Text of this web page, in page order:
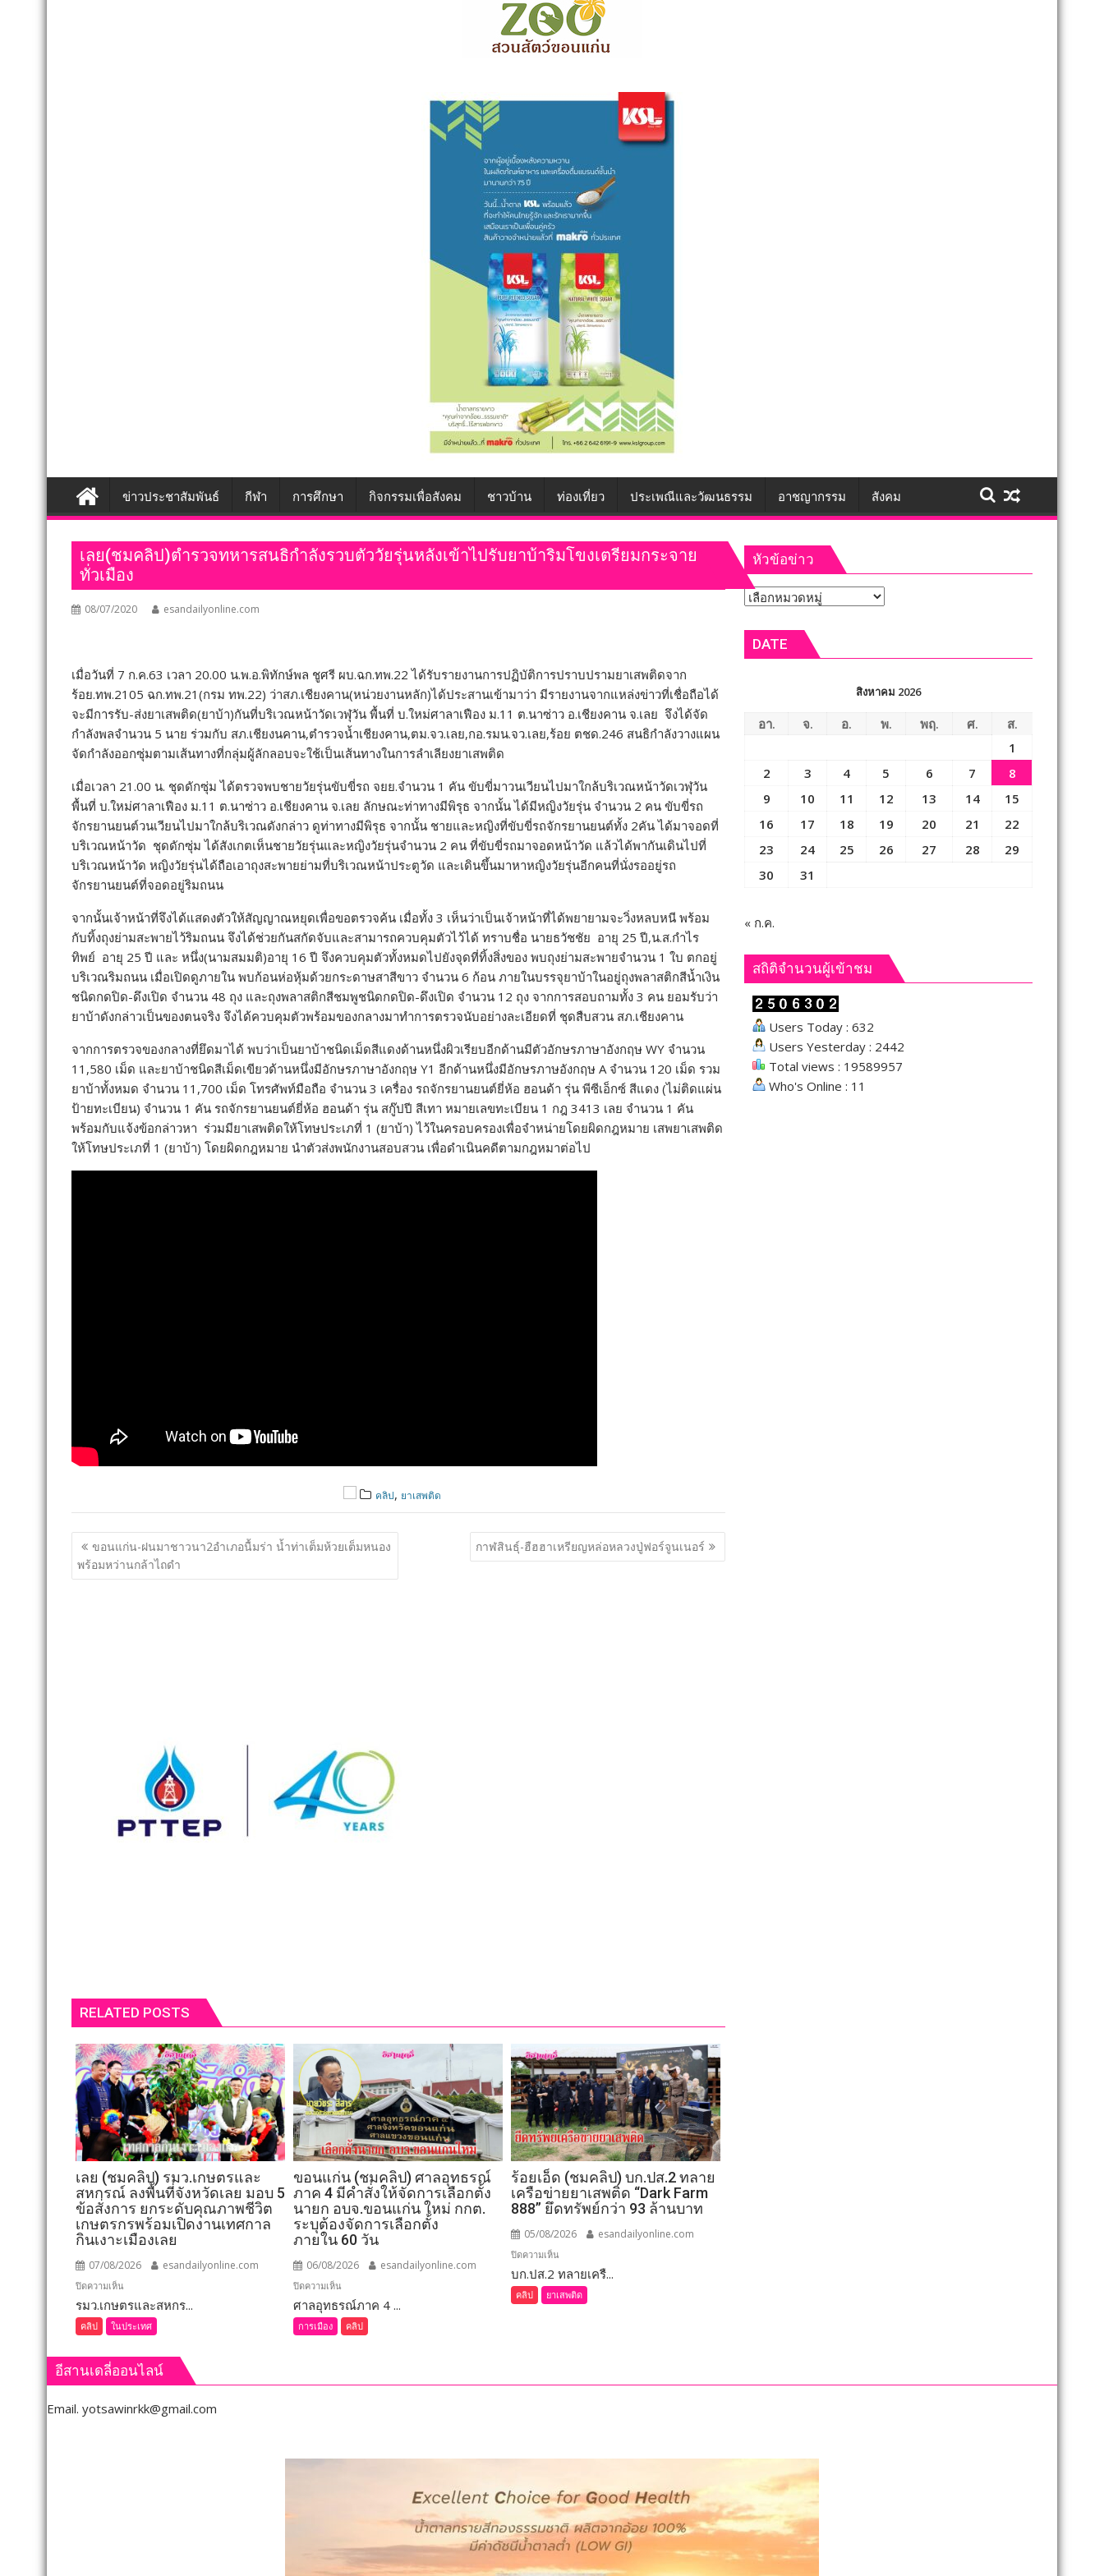
ข่าวประชาสัมพันธ์ กีฬา การศึกษา กิจกรรมเพื่อสังคม ชาวบ้าน ท่องเที่ยว ประเพณีและวัฒนธรรม อาชญากรรม สังคม
เลย(ชมคลิป)ตำรวจทหารสนธิกำลังรวบตัววัยรุ่นหลังเข้าไปรับยาบ้าริมโขงเตรียมกระจาย
ทั่วเมือง
08/07/2020 esandailyonline.com
เมื่อวันที่ 7 ก.ค.63 เวลา 20.00 น.พ.อ.พิทักษ์พล ชูศรี ผบ.ฉก.ทพ.22 ได้รับรายงานการปฏิบัติการปราบปรามยาเสพติดจาก
ร้อย.ทพ.2105 ฉก.ทพ.21(กรม ทพ.22) ว่าสภ.เชียงคาน(หน่วยงานหลัก)ได้ประสานเข้ามาว่า มีรายงานจากแหล่งข่าวที่เชื่อถือได้
จะมีการรับ-ส่งยาเสพติด(ยาบ้า)กันที่บริเวณหน้าวัดเวฬุวัน พื้นที่ บ.ใหม่ศาลาเฟือง ม.11 ต.นาซ่าว อ.เชียงคาน จ.เลย จึงได้จัด
กำลังพลจำนวน 5 นาย ร่วมกับ สภ.เชียงนคาน,ตำรวจน้ำเชียงคาน,ตม.จว.เลย,กอ.รมน.จว.เลย,ร้อย ตชด.246 สนธิกำลังวางแผน
จัดกำลังออกซุ่มตามเส้นทางที่กลุ่มผู้ลักลอบจะใช้เป็นเส้นทางในการลำเลียงยาเสพติด
เมื่อเวลา 21.00 น. ชุดดักซุ่ม ได้ตรวจพบชายวัยรุ่นขับขี่รถ จยย.จำนวน 1 คัน ขับขี่มาวนเวียนไปมาใกล้บริเวณหน้าวัดเวฬุวัน
พื้นที่ บ.ใหม่ศาลาเฟือง ม.11 ต.นาซ่าว อ.เชียงคาน จ.เลย ลักษณะท่าทางมีพิรุธ จากนั้น ได้มีหญิงวัยรุ่น จำนวน 2 คน ขับขี่รถ
จักรยานยนต์วนเวียนไปมาใกล้บริเวณดังกล่าว ดูท่าทางมีพิรุธ จากนั้น ชายและหญิงที่ขับขี่รถจักรยานยนต์ทั้ง 2คัน ได้มาจอดที่
บริเวณหน้าวัด ชุดดักซุ่ม ได้สังเกตเห็นชายวัยรุ่นและหญิงวัยรุ่นจำนวน 2 คน ที่ขับขี่รถมาจอดหน้าวัด แล้วได้พากันเดินไปที่
บริเวณหน้าวัด หญิงวัยรุ่นได้ถือเอาถุงสะพายย่ามที่บริเวณหน้าประตูวัด และเดินขึ้นมาหาหญิงวัยรุ่นอีกคนที่นั่งรออยู่รถ
จักรยานยนต์ที่จอดอยู่ริมถนน
จากนั้นเจ้าหน้าที่จึงได้แสดงตัวให้สัญญาณหยุดเพื่อขอตรวจค้น เมื่อทั้ง 3 เห็นว่าเป็นเจ้าหน้าที่ได้พยายามจะวิ่งหลบหนี พร้อม
กับทิ้งถุงย่ามสะพายไว้ริมถนน จึงได้ช่วยกันสกัดจับและสามารถควบคุมตัวไว้ได้ ทราบชื่อ นายธวัชชัย อายุ 25 ปี,น.ส.กำไร
ทิพย์ อายุ 25 ปี และ หนึ่ง(นามสมมติ)อายุ 16 ปี จึงควบคุมตัวทั้งหมดไปยังจุดที่ทิ้งสิ่งของ พบถุงย่ามสะพายจำนวน 1 ใบ ตกอยู่
บริเวณริมถนน เมื่อเปิดดูภายใน พบก้อนห่อหุ้มด้วยกระดาษสาสีขาว จำนวน 6 ก้อน ภายในบรรจุยาบ้าในอยู่ถุงพลาสติกสีน้ำเงิน
ชนิดกดปิด-ดึงเปิด จำนวน 48 ถุง และถุงพลาสติกสีชมพูชนิดกดปิด-ดึงเปิด จำนวน 12 ถุง จากการสอบถามทั้ง 3 คน ยอมรับว่า
ยาบ้าดังกล่าวเป็นของตนจริง จึงได้ควบคุมตัวพร้อมของกลางมาทำการตรวจนับอย่างละเอียดที่ ชุดสืบสวน สภ.เชียงคาน
จากการตรวจของกลางที่ยึดมาได้ พบว่าเป็นยาบ้าชนิดเม็ดสีแดงด้านหนึ่งผิวเรียบอีกด้านมีตัวอักษรภาษาอังกฤษ WY จำนวน
11,580 เม็ด และยาบ้าชนิดสีเม็ดเขียวด้านหนึ่งมีอักษรภาษาอังกฤษ Y1 อีกด้านหนึ่งมีอักษรภาษอังกฤษ A จำนวน 120 เม็ด รวม
ยาบ้าทั้งหมด จำนวน 11,700 เม็ด โทรศัพท์มือถือ จำนวน 3 เครื่อง รถจักรยานยนต์ยี่ห้อ ฮอนด้า รุ่น พีซีเอ็กซ์ สีแดง (ไม่ติดแผ่น
ป้ายทะเบียน) จำนวน 1 คัน รถจักรยานยนต์ยี่ห้อ ฮอนด้า รุ่น สกู๊ปปี สีเทา หมายเลขทะเบียน 1 กฎ 3413 เลย จำนวน 1 คัน
พร้อมกับแจ้งข้อกล่าวหา ร่วมมียาเสพติดให้โทษประเภที่ 1 (ยาบ้า) ไว้ในครอบครองเพื่อจำหน่ายโดยผิดกฎหมาย เสพยาเสพติด
ให้โทษประเภที่ 1 (ยาบ้า) โดยผิดกฎหมาย นำตัวส่งพนักงานสอบสวน เพื่อดำเนินคดีตามกฎหมาต่อไป
คลิป, ยาเสพติด
แนะแนว
เรื่อง
ขอนแก่น-ฝนมาชาวนา2อำเภอนื้มร่า น้ำท่าเต็มห้วยเต็มหนอง
พร้อมหว่านกล้าไถดำ
กาฬสินธุ์-ฮืฮฮาเหรียญหล่อหลวงปู่ฟอร์จูนเนอร์
RELATED POSTS
เลย (ชมคลิป) รมว.เกษตรและ
สหกรณ์ ลงพื้นที่จังหวัดเลย มอบ 5
ข้อสั่งการ ยกระดับคุณภาพชีวิต
เกษตรกรพร้อมเปิดงานเทศกาล
กินเงาะเมืองเลย
07/08/2026 esandailyonline.com
ปิดความเห็น
เลย
(ชม
คลิป)
รมว.เกษตร
และ
ลงพื้น
รมว.เกษตรและสหกร...
คลิป ในประเทศ
ขอนแก่น (ชมคลิป) ศาลอุทธรณ์
ภาค 4 มีคำสั่งให้จัดการเลือกตั้ง
นายก อบจ.ขอนแก่น ใหม่ กกต.
ระบุต้องจัดการเลือกตั้ง
ภายใน 60 วัน
06/08/2026 esandailyonline.com
ปิดความเห็น
ขอนแก่น
(ชม
คลิป)
ศาลอุทธรณ์ภาค 4 ...
การเมือง คลิป
ร้อยเอ็ด (ชมคลิป) บก.ปส.2 ทลาย
เครือข่ายยาเสพติด “Dark Farm
888” ยึดทรัพย์กว่า 93 ล้านบาท
05/08/2026 esandailyonline.com
ปิดความเห็น
ร้อยเอ็ด
(ชม
คลิป)
888”
ยึด
ทรัพย์
กว่า
บก.ปส.2 ทลายเครื...
คลิป ยาเสพติด
หัวข้อข่าว
หัวข้อ
DATE
สิงหาคม 2026
อา. จ. อ. พ. พฤ. ศ.
ส.
1
2
3 4 5 6 7
8
9
10 11 12 13 14
15
16
17 18 19 20 21
22
23
24 25 26 27 28
29
30
31
« ก.ค.
สถิติจำนวนผู้เข้าชม
Users Today : 632
Users Yesterday : 2442
Total views : 19589957
Who's Online : 11
อีสานเดลี่ออนไลน์
Email. yotsawinrkk@gmail.com